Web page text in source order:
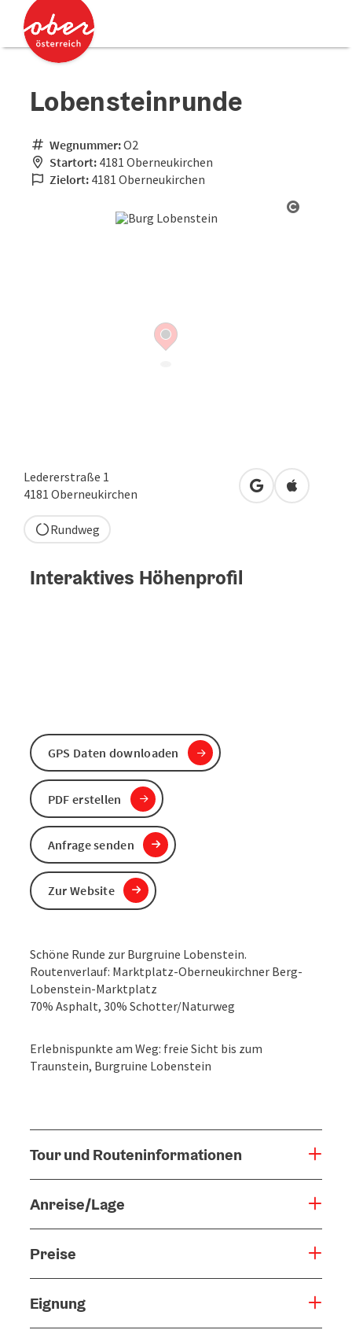
Zum Inhalt
Zum Seitenanfang
Lobensteinrunde
Wegnummer:O2
Startort: 4181 Oberneukirchen
Zielort: 4181 Oberneukirchen
Ledererstraße 1
4181 Oberneukirchen in Google Maps
in Apple
Rundweg
Schöne Runde zur Burgruine Lobenstein.
Routenverlauf: Marktplatz-Oberneukirchner Berg-
Lobenstein-Marktplatz
70% Asphalt, 30% Schotter/Naturweg
Erlebnispunkte am Weg: freie Sicht bis zum
Traunstein, Burgruine Lobenstein
Tour und Routeninformationen
Anreise/Lage
Preise
Eignung
Interaktives Höhenprofil
GPS Daten downloaden
PDF erstellen
Anfrage senden
Zur Website